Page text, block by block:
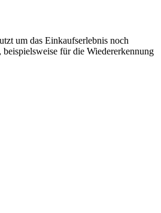
um das Einkaufserlebnis noch
beispielsweise für die Wiedererkennung